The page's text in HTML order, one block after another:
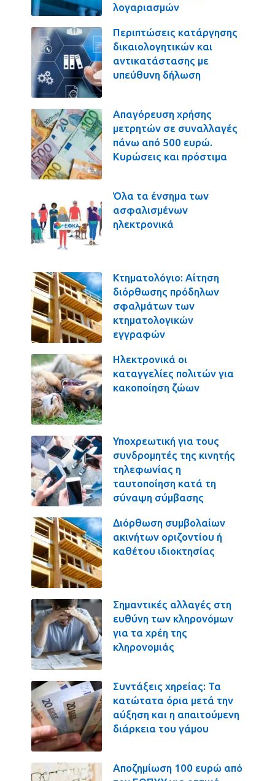
λογαριασμών
Περιπτώσεις κατάργησης
δικαιολογητικών και
αντικατάστασης με
υπεύθυνη δήλωση
Απαγόρευση χρήσης
μετρητών σε συναλλαγές
πάνω από 500 ευρώ.
Κυρώσεις και πρόστιμα
Όλα τα ένσημα των
ασφαλισμένων
ηλεκτρονικά
Κτηματολόγιο: Αίτηση
διόρθωσης πρόδηλων
σφαλμάτων των
κτηματολογικών
εγγραφών
Ηλεκτρονικά οι
καταγγελίες πολιτών για
κακοποίηση ζώων
Υποχρεωτική για τους
συνδρομητές της κινητής
τηλεφωνίας η
ταυτοποίηση κατά τη
σύναψη σύμβασης
Διόρθωση συμβολαίων
ακινήτων οριζοντίου ή
καθέτου ιδιοκτησίας
Σημαντικές αλλαγές στη
ευθύνη των κληρονόμων
για τα χρέη της
κληρονομιάς
Συντάξεις χηρείας: Τα
κατώτατα όρια μετά την
αύξηση και η απαιτούμενη
διάρκεια του γάμου
Αποζημίωση 100 ευρώ από